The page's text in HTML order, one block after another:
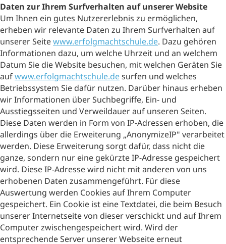
Daten zur Ihrem Surfverhalten auf unserer Website
Um Ihnen ein gutes Nutzererlebnis zu ermöglichen,
erheben wir relevante Daten zu Ihrem Surfverhalten auf
unserer Seitewww.erfolgmachtschule.de. Dazu gehören
Informationen dazu, um welche Uhrzeit und an welchem
Datum Sie die Website besuchen, mit welchen Geräten Sie
aufwww.erfolgmachtschule.desurfen und welches
Betriebssystem Sie dafür nutzen. Darüber hinaus erheben
wir Informationen über Suchbegriffe, Ein- und
Ausstiegsseiten und Verweildauer auf unseren Seiten.
Diese Daten werden in Form von IP-Adressen erhoben, die
allerdings über die Erweiterung „AnonymizeIP" verarbeitet
werden. Diese Erweiterung sorgt dafür, dass nicht die
ganze, sondern nur eine gekürzte IP-Adresse gespeichert
wird. Diese IP-Adresse wird nicht mit anderen von uns
erhobenen Daten zusammengeführt. Für diese
Auswertung werden Cookies auf Ihrem Computer
gespeichert. Ein Cookie ist eine Textdatei, die beim Besuch
unserer Internetseite von dieser verschickt und auf Ihrem
Computer zwischengespeichert wird. Wird der
entsprechende Server unserer Webseite erneut